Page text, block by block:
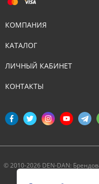
КОМПАНИЯ
КАТАЛОГ
ЛИЧНЫЙ КАБИНЕТ
КОНТАКТЫ
© 2010-2026 DEN-DAN: